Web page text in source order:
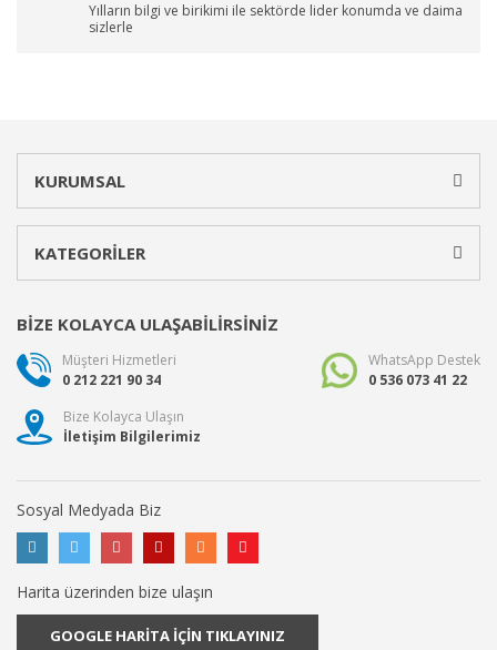
Yılların bilgi ve birikimi ile sektörde lider konumda ve daima
sizlerle
KURUMSAL
KATEGORİLER
BİZE KOLAYCA ULAŞABİLİRSİNİZ
Müşteri Hizmetleri
0 212 221 90 34
WhatsApp Destek
0 536 073 41 22
Bize Kolayca Ulaşın
İletişim Bilgilerimiz
Sosyal Medyada Biz
Harita üzerinden bize ulaşın
GOOGLE HARİTA İÇİN TIKLAYINIZ